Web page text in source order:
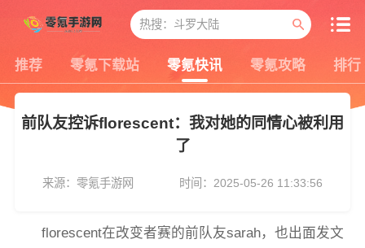
推荐 零氪下载站 零氪快讯 零氪攻略 排行
前队友控诉florescent：我对她的同情心被利用
了
来源：零氪手游网 时间：2025-05-26 11:33:56
florescent在改变者赛的前队友sarah，也出面发文